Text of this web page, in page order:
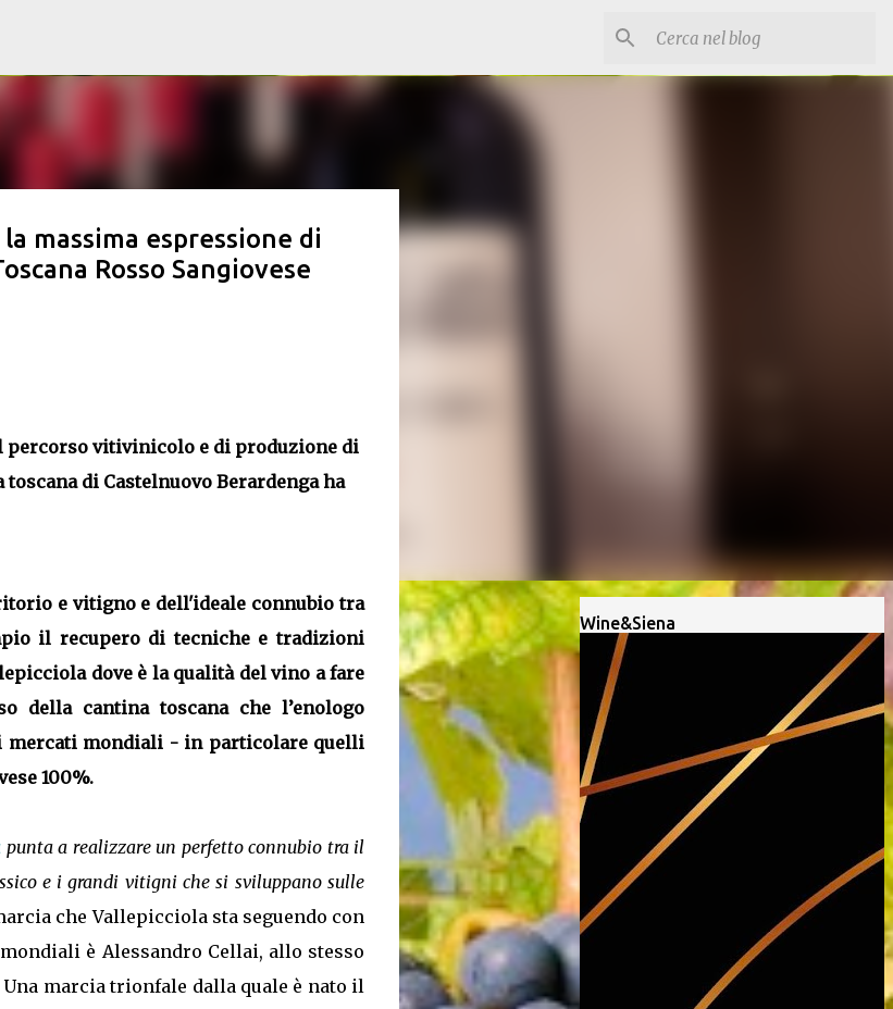
massima espressione di
Rosso Sangiovese
percorso vitivinicolo e di produzione di
di Castelnuovo Berardenga ha
e vitigno e dell'ideale connubio tra
il recupero di tecniche e tradizioni
dove è la qualità del vino a fare
della cantina toscana che l’enologo
i mercati mondiali - in particolare quelli
100%.
puntaa realizzare un perfetto connubio tra il
e i grandi vitigni che si sviluppano sulle
che Vallepicciola sta seguendo con
è Alessandro Cellai, allo stesso
marcia trionfale dalla quale è nato il
Wine&Siena